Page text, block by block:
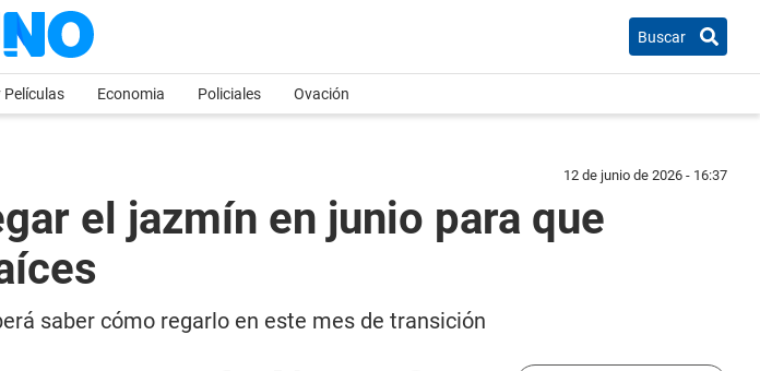
Buscar
Películas Economia Policiales Ovación
12 de junio de 2026 - 16:37
el jazmín en junio para que
saber cómo regarlo en este mes de transición